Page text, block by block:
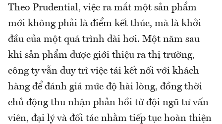
Theo Prudential, việc ra mắt một sản phẩm
mới không phải là điểm kết thúc, mà là khởi
đầu của một quá trình dài hơi. Một năm sau
khi sản phẩm được giới thiệu ra thị trường,
công ty vẫn duy trì việc tái kết nối với khách
hàng để đánh giá mức độ hài lòng, đồng thời
chủ động thu nhận phản hồi từ đội ngũ tư vấn
viên, đại lý và đối tác nhằm tiếp tục hoàn thiện